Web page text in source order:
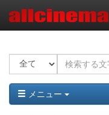
メニュー